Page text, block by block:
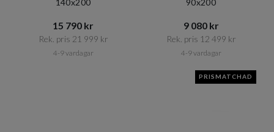
15 790 kr​​
Rek. pris 21 999 kr​​
4-9 vardagar
9 080 kr​​
Rek. pris 12 499 kr​​
4-9 vardagar
PRISMATCHAD